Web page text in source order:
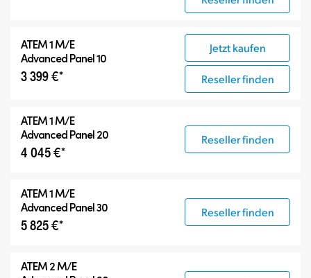
ATEM 1 M/E
Advanced Panel 10
3 399 €*
Jetzt kaufen
Reseller finden
ATEM 1 M/E
Advanced Panel 20
4 045 €*
Reseller finden
ATEM 1 M/E
Advanced Panel 30
5 825 €*
Reseller finden
ATEM 2 M/E